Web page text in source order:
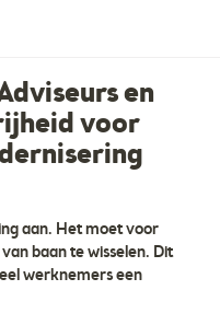
en
voor
aan. Het moet voor
baan te wisselen. Dit
werknemers een